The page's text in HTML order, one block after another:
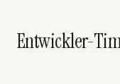
Entwickler-